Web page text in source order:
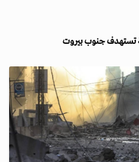
تستهدف جنوب بيروت